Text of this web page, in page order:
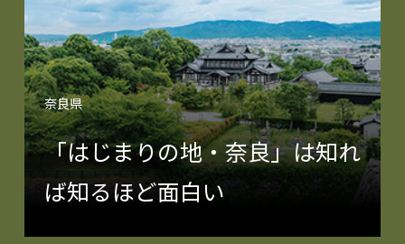
奈良県
「はじまりの地・奈良」は知れ
ば知るほど面白い